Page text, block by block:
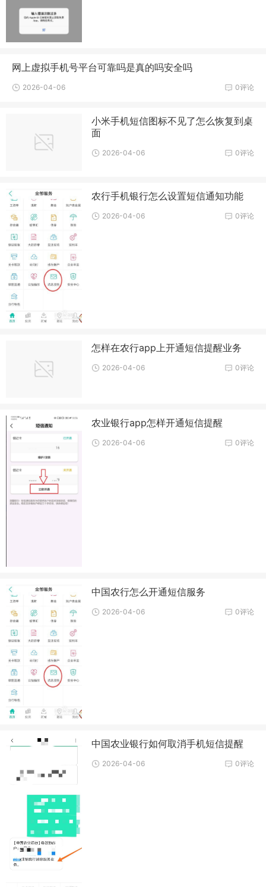
网上虚拟手机号平台可靠吗是真的吗安全吗
0评论
2026-04-06
小米手机短信图标不见了怎么恢复到桌
面
0评论
2026-04-06
农行手机银行怎么设置短信通知功能
0评论
2026-04-06
怎样在农行app上开通短信提醒业务
0评论
2026-04-06
农业银行app怎样开通短信提醒
0评论
2026-04-06
中国农行怎么开通短信服务
0评论
2026-04-06
中国农业银行如何取消手机短信提醒
0评论
2026-04-06